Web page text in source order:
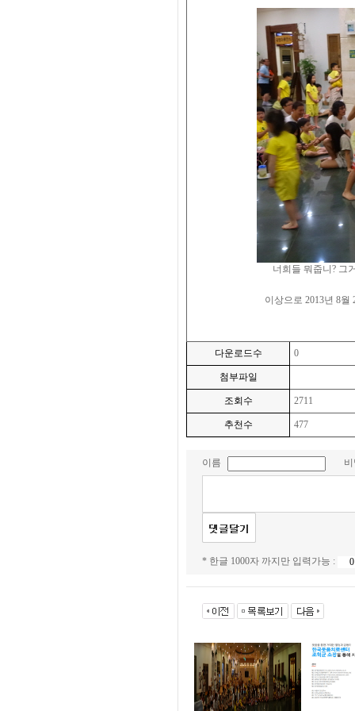
너희들 뭐줍니? 그
이상으로 2013년 8
다운로드수 0
첨부파일
조회수 2711
추천수 477
이름
* 한글 1000자 까지만 입력가능 :